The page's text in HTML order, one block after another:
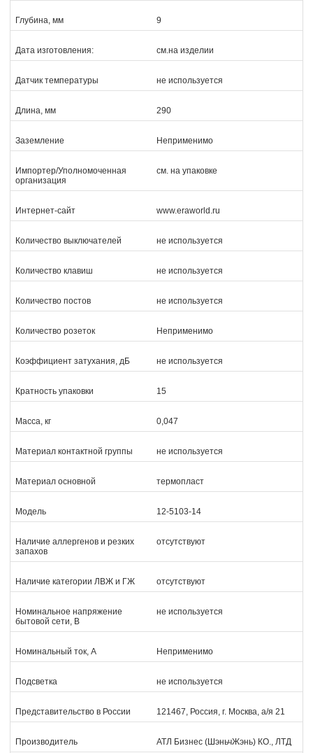
Глубина, мм 9
Дата изготовления: см.на изделии
Датчик температуры не используется
Длина, мм 290
Заземление Неприменимо
Импортер/Уполномоченная
организация
см. на упаковке
Интернет-сайт www.eraworld.ru
Количество выключателей не используется
Количество клавиш не используется
Количество постов не используется
Количество розеток Неприменимо
Коэффициент затухания, дБ не используется
Кратность упаковки 15
Масса, кг 0,047
Материал контактной группы не используется
Материал основной термопласт
Модель 12-5103-14
Наличие аллергенов и резких
запахов
отсутствуют
Наличие категории ЛВЖ и ГЖ отсутствуют
Номинальное напряжение
бытовой сети, В
не используется
Номинальный ток, А Неприменимо
Подсветка не используется
Представительство в России 121467, Россия, г. Москва, а/я 21
Производитель АТЛ Бизнес (ШэньчЖэнь) КО., ЛТД